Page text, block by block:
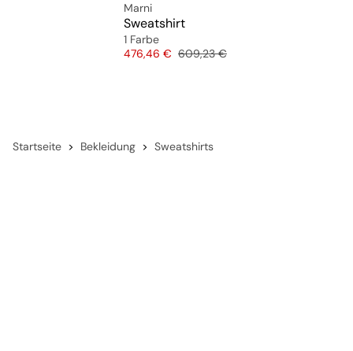
Marni
Sweatshirt
1 Farbe
Preis
476,46 € Originalpreis
609,23 €
Startseite Bekleidung Sweatshirts